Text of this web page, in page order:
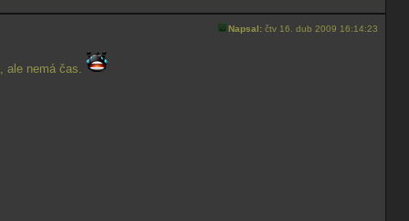
Napsal: čtv 16. dub 2009 16:14:23
ale nemá čas.